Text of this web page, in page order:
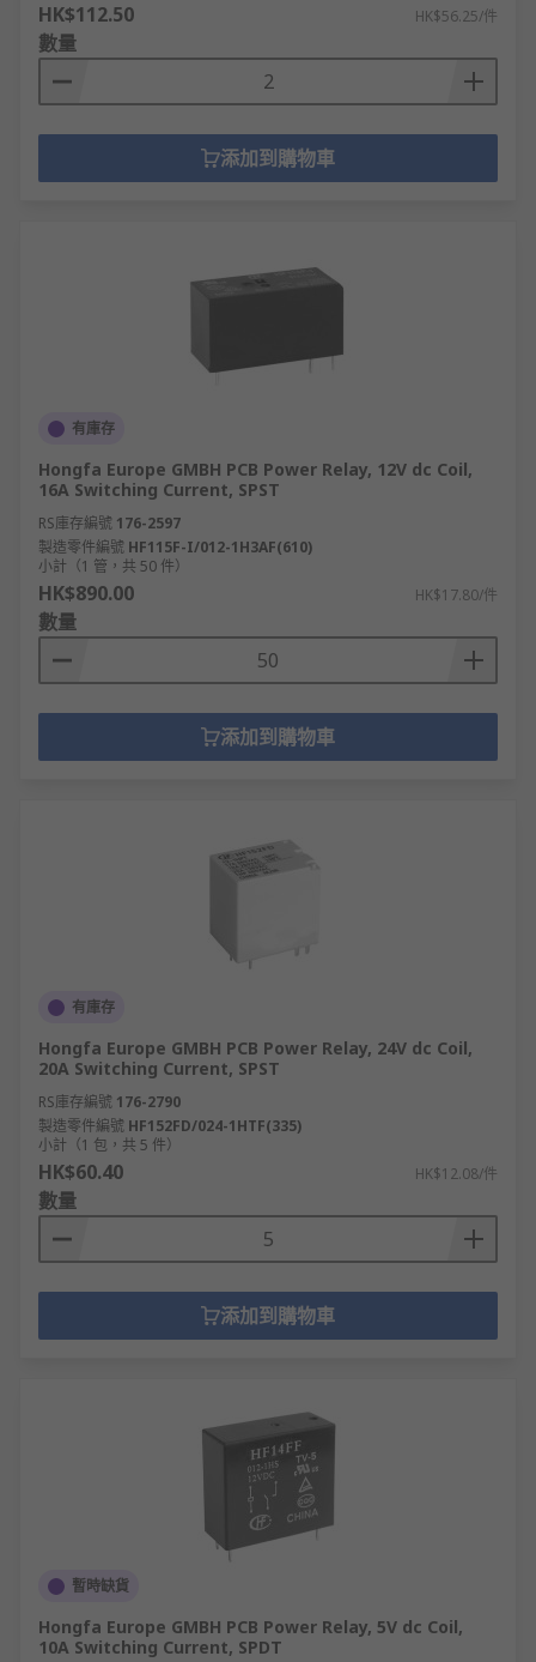
HK$112.50 HK$56.25/件
數量
添加到購物車
有庫存
Hongfa Europe GMBH PCB Power Relay, 12V dc Coil,
16A Switching Current, SPST
RS庫存編號 176-2597
製造零件編號 HF115F-I/012-1H3AF(610)
小計（1 管，共 50 件）
HK$890.00 HK$17.80/件
數量
添加到購物車
有庫存
Hongfa Europe GMBH PCB Power Relay, 24V dc Coil,
20A Switching Current, SPST
RS庫存編號 176-2790
製造零件編號 HF152FD/024-1HTF(335)
小計（1 包，共 5 件）
HK$60.40 HK$12.08/件
數量
添加到購物車
暫時缺貨
Hongfa Europe GMBH PCB Power Relay, 5V dc Coil,
10A Switching Current, SPDT